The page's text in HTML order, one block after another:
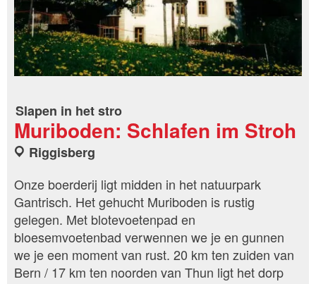
Slapen in het stro
Muriboden: Schlafen im Stroh
Riggisberg
Onze boerderij ligt midden in het natuurpark
Gantrisch. Het gehucht Muriboden is rustig
gelegen. Met blotevoetenpad en
bloesemvoetenbad verwennen we je en gunnen
we je een moment van rust. 20 km ten zuiden van
Bern / 17 km ten noorden van Thun ligt het dorp